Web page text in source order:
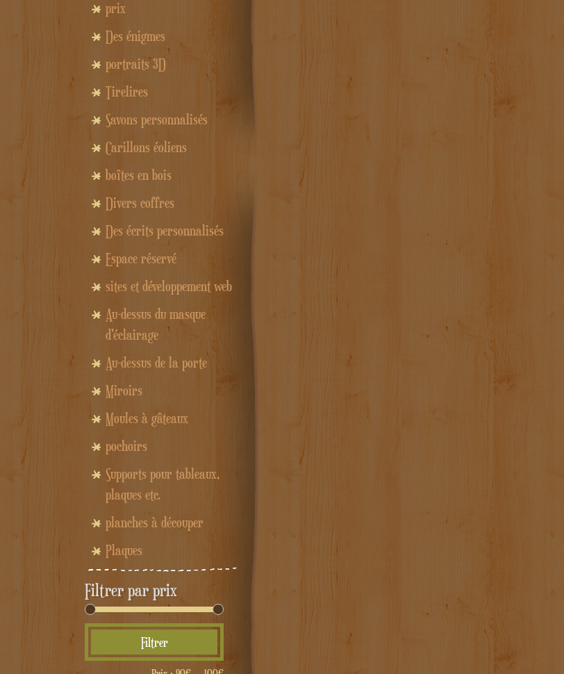
prix
Des énigmes
portraits 3D
Tirelires
Savons personnalisés
Carillons éoliens
boîtes en bois
Divers coffres
Des écrits personnalisés
Espace réservé
sites et développement web
Au-dessus du masque
d'éclairage
Au-dessus de la porte
Miroirs
Moules à gâteaux
pochoirs
Supports pour tableaux,
plaques etc.
planches à découper
Plaques
Filtrer par prix
min
max
Filtrer